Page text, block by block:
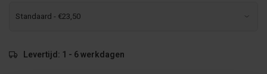
Levertijd: 1 - 6 werkdagen